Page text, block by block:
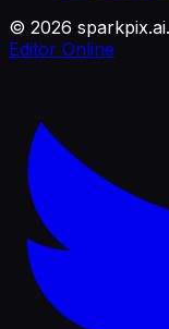
© 2026
Editor Online